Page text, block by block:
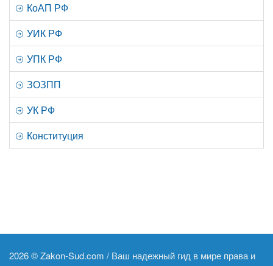
КоАП РФ
УИК РФ
УПК РФ
ЗОЗПП
УК РФ
Конституция
2026 ©Zakon-Sud.com / Ваш надежный гид в мире права и